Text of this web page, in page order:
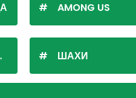
AMONG US
ШАХИ